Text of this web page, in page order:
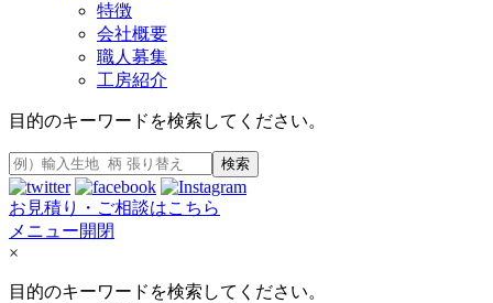
特徴
会社概要
職人募集
工房紹介
目的のキーワードを検索してください。
検索
お見積り・ご相談はこちら
メニュー開閉
×
目的のキーワードを検索してください。